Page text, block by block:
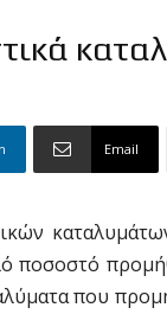
Email
ποσοστό
που